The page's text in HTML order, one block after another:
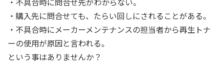
・購入先に問合せても、たらい回しにされることがある。
・不具合時にメーカーメンテナンスの担当者から再生トナ
ーの使用が原因と言われる。
という事はありませんか？